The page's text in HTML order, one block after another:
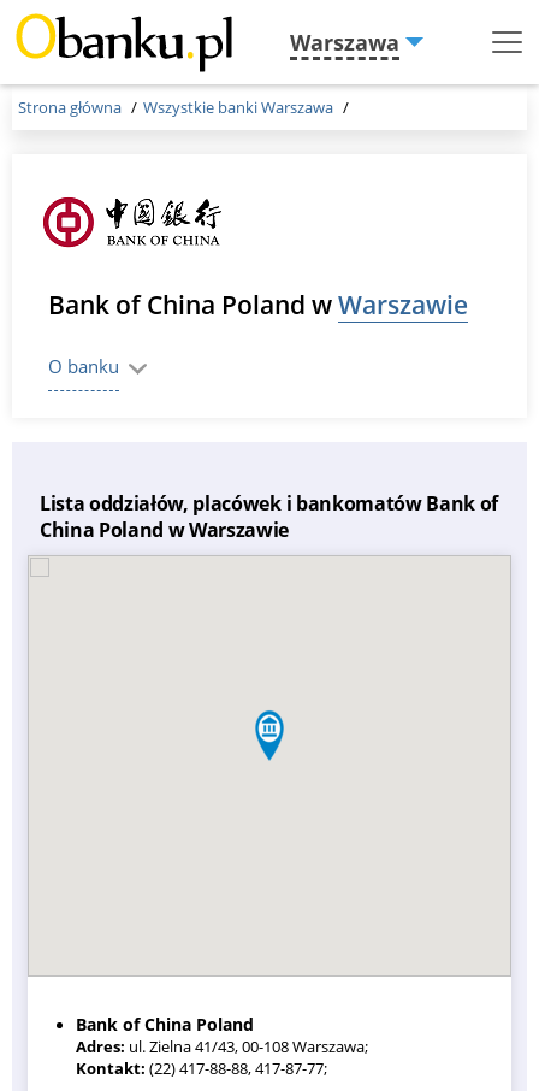
Warszawa
Menu
Strona główna Wszystkie banki Warszawa
Bank of China Poland wWarszawie
O banku
Lista oddziałów, placówek i bankomatów Bank of
China Poland w Warszawie
Bank of China Poland
Adres: ul. Zielna 41/43, 00-108 Warszawa;
Kontakt: (22) 417-88-88, 417-87-77;